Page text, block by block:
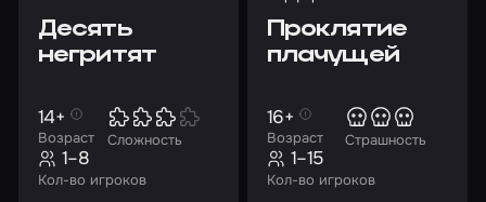
Десять
негритят
Возраст
14+
Сложность
Кол-во игроков
1–8
Проклятие
плачущей
Возраст
16+
Страшность
Кол-во игроков
1–15